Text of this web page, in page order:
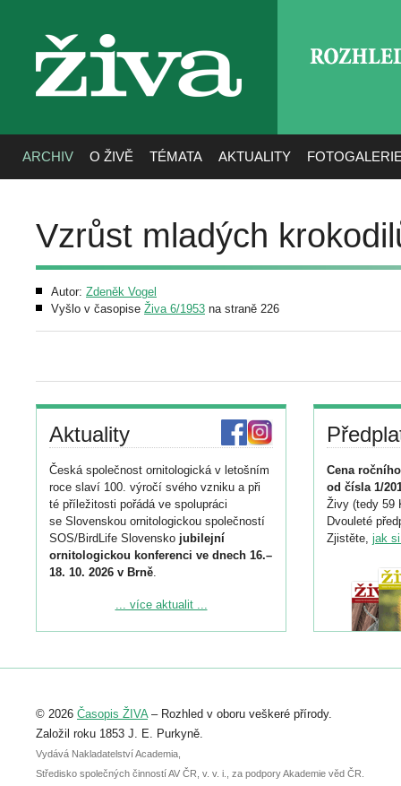
živa
ARCHIV O ŽIVĚ TÉMATA AKTUALITY
Vzrůst mladých
Autor: Zdeněk Vogel
Vyšlo v časopise Živa 6/1953 na straně 226
Aktuality
Česká společnost ornitologická v letošním
roce slaví 100. výročí svého vzniku a při
té příležitosti pořádá ve spolupráci
se Slovenskou ornitologickou společností
SOS/BirdLife Slovensko jubilejní
ornitologickou konferenci ve dnech 16.–
18. 10. 2026 v Brně.
Podrobnější informace ke konferenci
Registrovat se můžete do 6. září.
abstraktu přihlášené přednášky nebo
posteru je už 30. června.
... více aktualit ...
Cena
od čísla 1/
Živy (tedy 59
Dvouleté
Zjistěte, jak
© 2026 Časopis ŽIVA– Rozhled v oboru veškeré přírody.
Založil roku 1853 J. E. Purkyně.
Vydává Nakladatelství Academia,
Středisko společných činností AV ČR, v. v. i., za podpory Akademie věd ČR.